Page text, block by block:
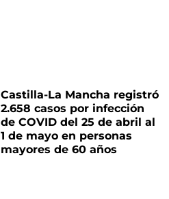
Castilla-La Mancha registró
2.658 casos por infección
de COVID del 25 de abril al
1 de mayo en personas
mayores de 60 años